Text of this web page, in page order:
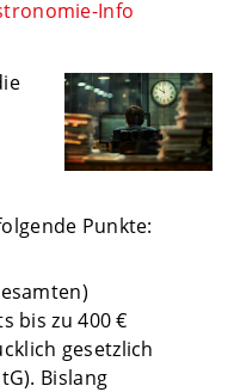
Info
Punkte:
bis zu 400 €
gesetzlich
Bislang